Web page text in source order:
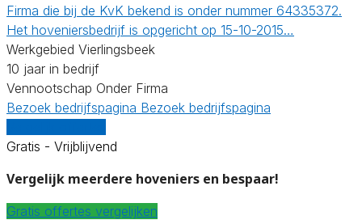
Firma die bij de KvK bekend is onder nummer 64335372.
Het hoveniersbedrijf is opgericht op 15-10-2015…
Werkgebied Vierlingsbeek
10 jaar in bedrijf
Vennootschap Onder Firma
Bezoek bedrijfspagina Bezoek bedrijfspagina
Gratis - Vrijblijvend
Vergelijk meerdere hoveniers en bespaar!
Gratis offertes vergelijken